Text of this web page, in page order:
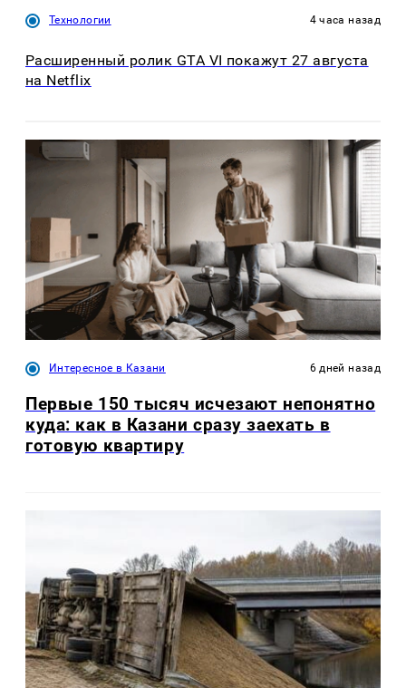
Технологии 4 часа назад
Расширенный ролик GTA VI покажут 27 августа
на Netflix
Интересное в Казани 6 дней назад
Первые 150 тысяч исчезают непонятно
куда: как в Казани сразу заехать в
готовую квартиру